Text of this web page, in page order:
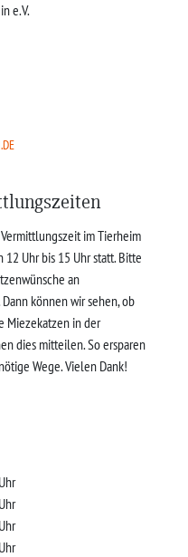
e.V.
im Tierheim
Uhr bis 15 Uhr statt. Bitte
an
Dann können wir sehen, ob
Miezekatzen in der
dies mitteilen. So ersparen
Wege. Vielen Dank!